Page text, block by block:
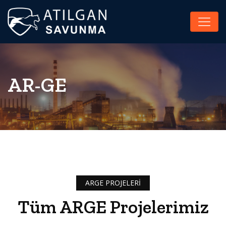
AR-GE
ARGE PROJELERI
Tüm ARGE Projelerimiz